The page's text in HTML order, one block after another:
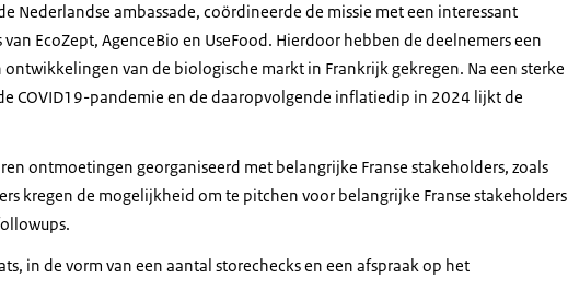
Nederlandse ambassade, coördineerde de missie met een interessant
EcoZept, AgenceBio en UseFood. Hierdoor hebben de deelnemers een
van de biologische markt in Frankrijk gekregen. Na een sterke
COVID19-pandemie en de daaropvolgende inflatiedip in 2024 lijkt de
ontmoetingen georganiseerd met belangrijke Franse stakeholders, zoals
kregen de mogelijkheid om te pitchen voor belangrijke Franse stakeholders
in de vorm van een aantal storechecks en een afspraak op het